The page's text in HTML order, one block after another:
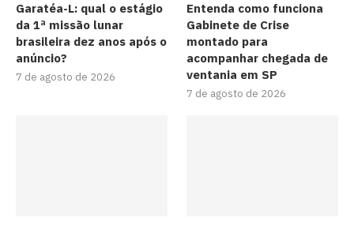
Garatéa-L: qual o estágio
da 1ª missão lunar
brasileira dez anos após o
anúncio?
7 de agosto de 2026
Entenda como funciona
Gabinete de Crise
montado para
acompanhar chegada de
ventania em SP
7 de agosto de 2026